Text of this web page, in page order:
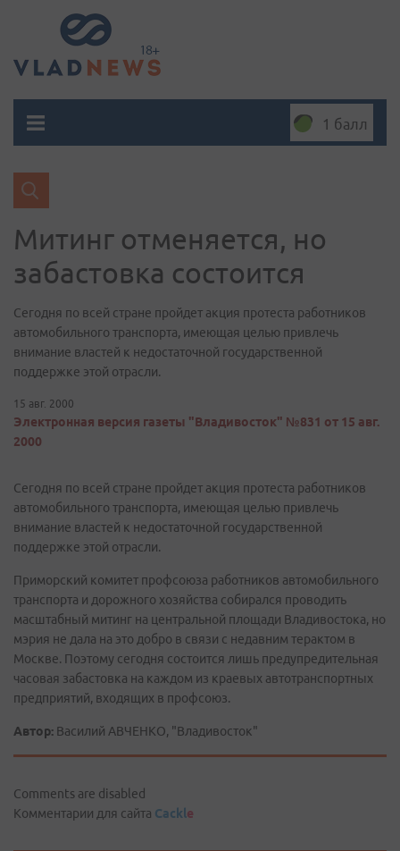
1 балл
Митинг отменяется, но
забастовка состоится
Сегодня по всей стране пройдет акция протеста работников
автомобильного транспорта, имеющая целью привлечь
внимание властей к недостаточной государственной
поддержке этой отрасли.
15 авг. 2000
Электронная версия газеты "Владивосток" №831 от 15 авг.
2000
Сегодня по всей стране пройдет акция протеста работников
автомобильного транспорта, имеющая целью привлечь
внимание властей к недостаточной государственной
поддержке этой отрасли.
Приморский комитет профсоюза работников автомобильного
транспорта и дорожного хозяйства собирался проводить
масштабный митинг на центральной площади Владивостока, но
мэрия не дала на это добро в связи с недавним терактом в
Москве. Поэтому сегодня состоится лишь предупредительная
часовая забастовка на каждом из краевых автотранспортных
предприятий, входящих в профсоюз.
Автор: Василий АВЧЕНКО, "Владивосток"
Comments are disabled
Комментарии для сайта Cackle